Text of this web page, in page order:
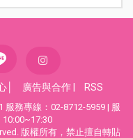
廣告與合作 RSS
務專線：02-8712-5959 | 服
版權所有，禁止擅自轉貼